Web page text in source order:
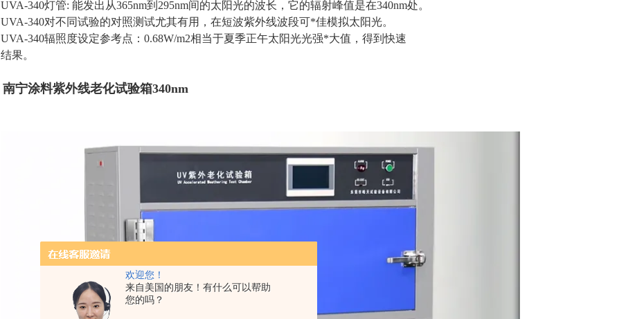
欢迎您！
来自美国的朋友！有什么可以帮助
您的吗？
UVA-340灯管: 能发出从365nm到295nm间的太阳光的波长，它的辐射峰值是在340nm处。
UVA-340对不同试验的对照测试尤其有用，在短波紫外线波段可*佳模拟太阳光。
UVA-340辐照度设定参考点：0.68W/m2相当于夏季正午太阳光光强*大值，得到快速
结果。
南宁涂料紫外线老化试验箱340nm